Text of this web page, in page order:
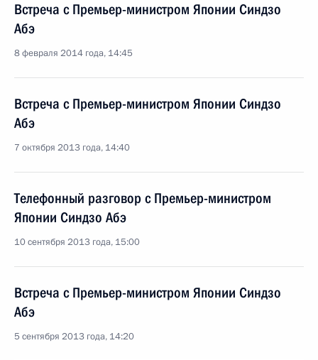
Встреча с Премьер-министром Японии Синдзо
Абэ
8 февраля 2014 года, 14:45
Встреча с Премьер-министром Японии Синдзо
Абэ
7 октября 2013 года, 14:40
Телефонный разговор с Премьер-министром
Японии Синдзо Абэ
10 сентября 2013 года, 15:00
Встреча с Премьер-министром Японии Синдзо
Абэ
5 сентября 2013 года, 14:20